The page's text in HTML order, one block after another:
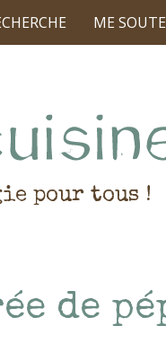
ME
pour tous !
de